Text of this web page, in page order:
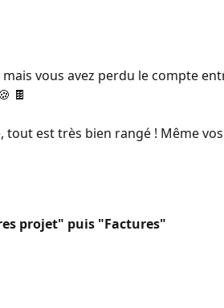
vous avez perdu le compte
🍫
tout est très bien rangé ! Même
projet" puis "Factures"